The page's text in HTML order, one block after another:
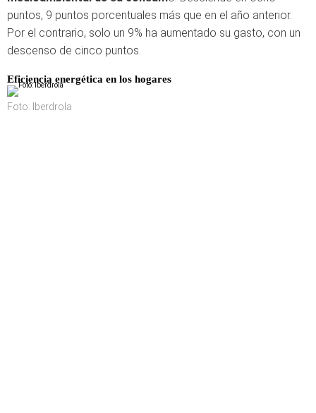
puntos, 9 puntos porcentuales más que en el año anterior.
Por el contrario, solo un 9% ha aumentado su gasto, con un
descenso de cinco puntos.
Eficiencia energética en los hogares
Foto: Iberdrola